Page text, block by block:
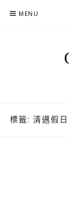
MENU
標籤: 清邁假